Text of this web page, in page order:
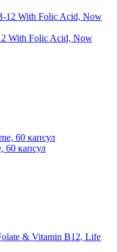
With Folic Acid, Now
60 капсул